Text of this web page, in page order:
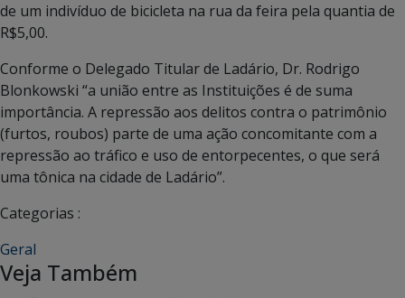
de um indivíduo de bicicleta na rua da feira pela quantia de
R$5,00.
Conforme o Delegado Titular de Ladário, Dr. Rodrigo
Blonkowski “a união entre as Instituições é de suma
importância. A repressão aos delitos contra o patrimônio
(furtos, roubos) parte de uma ação concomitante com a
repressão ao tráfico e uso de entorpecentes, o que será
uma tônica na cidade de Ladário”.
Categorias :
Geral
Veja Também